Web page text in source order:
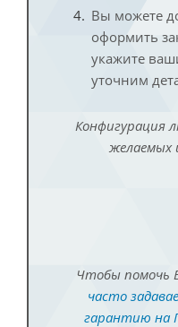
Вы можете
оформить
укажите
уточним
Конфигурация
желаемых
Чтобы помочь
часто
гарантию на